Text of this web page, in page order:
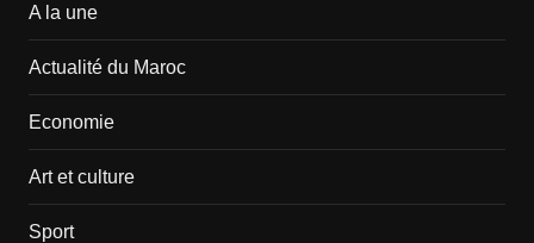
A la une
Actualité du Maroc
Economie
Art et culture
Sport